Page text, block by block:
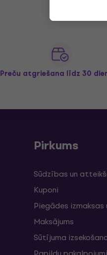
Preču atgriešana līdz 30
Pirkums
Sūdzības un
Kuponi
Piegādes izmaksas
Maksājums
Sūtījuma